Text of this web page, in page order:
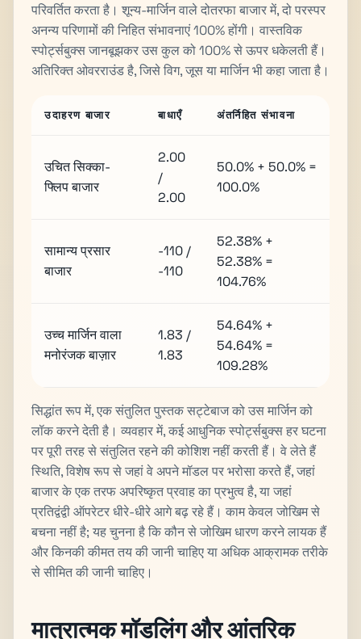
परिवर्तित करता है। शून्य-मार्जिन वाले दोतरफा बाजार में, दो परस्पर
अनन्य परिणामों की निहित संभावनाएं 100% होंगी। वास्तविक
स्पोर्ट्सबुक्स जानबूझकर उस कुल को 100% से ऊपर धकेलती हैं।
अतिरिक्त ओवरराउंड है, जिसे विग, जूस या मार्जिन भी कहा जाता है।
उदाहरण बाजार बाधाएँ अंतर्निहित संभावना
उचित सिक्का-
फ्लिप बाजार
2.00
/
2.00
50.0% + 50.0% =
100.0%
सामान्य प्रसार
बाजार
-110 /
-110
52.38% +
52.38% =
104.76%
उच्च मार्जिन वाला
मनोरंजक बाज़ार
1.83 /
1.83
54.64% +
54.64% =
109.28%
सिद्धांत रूप में, एक संतुलित पुस्तक सट्टेबाज को उस मार्जिन को
लॉक करने देती है। व्यवहार में, कई आधुनिक स्पोर्ट्सबुक्स हर घटना
पर पूरी तरह से संतुलित रहने की कोशिश नहीं करती हैं। वे लेते हैं
स्थिति, विशेष रूप से जहां वे अपने मॉडल पर भरोसा करते हैं, जहां
बाजार के एक तरफ अपरिष्कृत प्रवाह का प्रभुत्व है, या जहां
प्रतिद्वंद्वी ऑपरेटर धीरे-धीरे आगे बढ़ रहे हैं। काम केवल जोखिम से
बचना नहीं है; यह चुनना है कि कौन से जोखिम धारण करने लायक हैं
और किनकी कीमत तय की जानी चाहिए या अधिक आक्रामक तरीके
से सीमित की जानी चाहिए।
मात्रात्मक मॉडलिंग और आंतरिक